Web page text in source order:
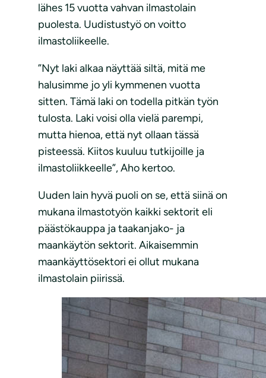
lähes 15 vuotta vahvan ilmastolain
puolesta. Uudistustyö on voitto
ilmastoliikeelle.
”Nyt laki alkaa näyttää siltä, mitä me
halusimme jo yli kymmenen vuotta
sitten. Tämä laki on todella pitkän työn
tulosta. Laki voisi olla vielä parempi,
mutta hienoa, että nyt ollaan tässä
pisteessä. Kiitos kuuluu tutkijoille ja
ilmastoliikkeelle”, Aho kertoo.
Uuden lain hyvä puoli on se, että siinä on
mukana ilmastotyön kaikki sektorit eli
päästökauppa ja taakanjako- ja
maankäytön sektorit. Aikaisemmin
maankäyttösektori ei ollut mukana
ilmastolain piirissä.